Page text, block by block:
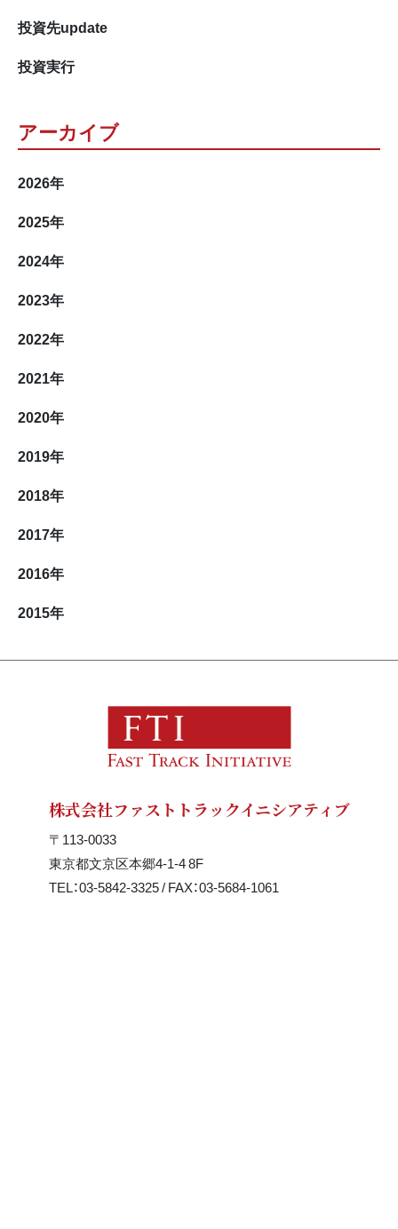
投資先update
投資実行
アーカイブ
2026年
2025年
2024年
2023年
2022年
2021年
2020年
2019年
2018年
2017年
2016年
2015年
株式会社ファストトラックイニシアティブ
〒113-0033
東京都文京区本郷4-1-4 8F
TEL：03-5842-3325 / FAX：03-5684-1061